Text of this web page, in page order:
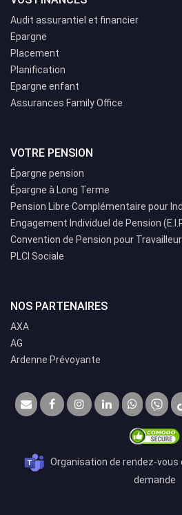
Audit assurantiel et financier
Epargne
Placement
Planification
Epargne enfant
Assurances Family Office
VOTRE PENSION
Épargne pension
Épargne à Long Terme
Pension Libre Complémentaire pour
Engagement Individuel de Pension
Convention de Pension pour
PLCI Sociale
NOS PARTENAIRES
AXA
AG
Ardenne Prévoyante
Organisation de rendez-
demande